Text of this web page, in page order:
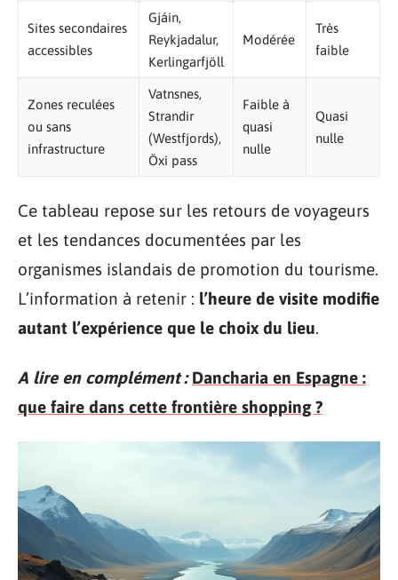
Sites secondaires
accessibles
Gjáin,
Reykjadalur,
Kerlingarfjöll
Modérée
Très
faible
Zones reculées
ou sans
infrastructure
Vatnsnes,
Strandir
(Westfjords),
Öxi pass
Faible à
quasi
nulle
Quasi
nulle
Ce tableau repose sur les retours de voyageurs
et les tendances documentées par les
organismes islandais de promotion du tourisme.
L’information à retenir : l’heure de visite modifie
autant l’expérience que le choix du lieu.
A lire en complément : Dancharia en Espagne :
que faire dans cette frontière shopping ?